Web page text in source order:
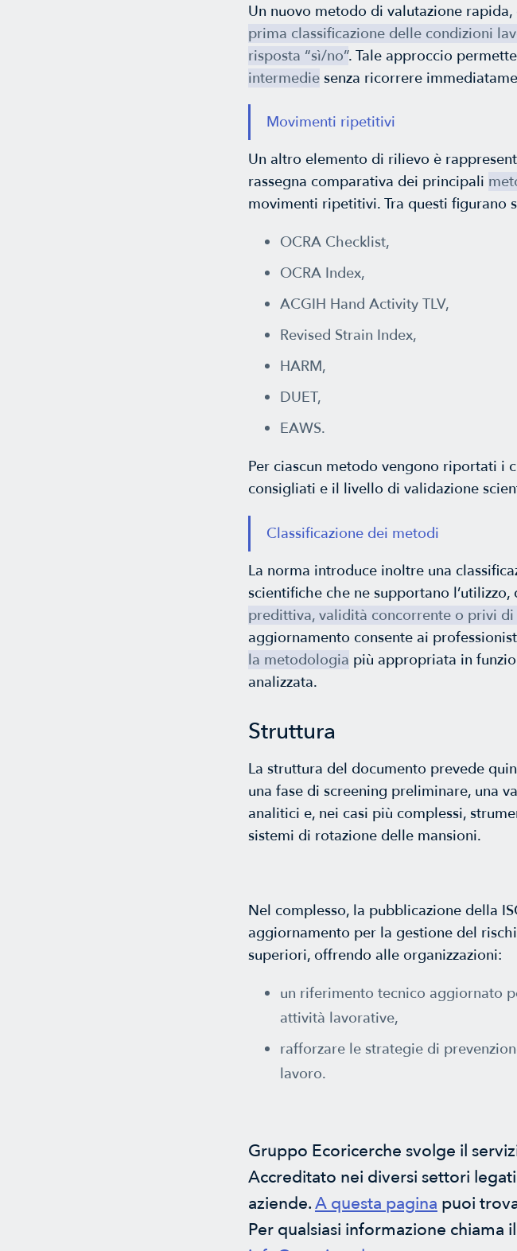
Un nuovo metodo di valutazione
prima classificazione delle condizioni
risposta “sì/no”. Tale approccio
intermediesenza ricorrere
Movimenti ripetitivi
Un altro elemento di rilievo è
rassegna comparativa dei principali
movimenti ripetitivi. Tra questi figurano
OCRA Checklist,
OCRA Index,
ACGIH Hand Activity TLV,
Revised Strain Index,
HARM,
DUET,
EAWS.
Per ciascun metodo vengono riportati
consigliati e il livello di validazione
Classificazione dei metodi
La norma introduce inoltre una
scientifiche che ne supportano
predittiva, validità concorrente o privi
aggiornamento consente ai
la metodologia più appropriata in
analizzata.
Struttura
La struttura del documento prevede
una fase di screening preliminare, una
analitici e, nei casi più complessi,
sistemi di rotazione delle mansioni.
Nel complesso, la pubblicazione della
aggiornamento per la gestione del
superiori, offrendo alle organizzazioni:
un riferimento tecnico aggiornato
attività lavorative,
rafforzare le strategie di
lavoro.
Gruppo Ecoricerche svolge il
Accreditato nei diversi settori
aziende.A questa pagina puoi
Per qualsiasi informazione